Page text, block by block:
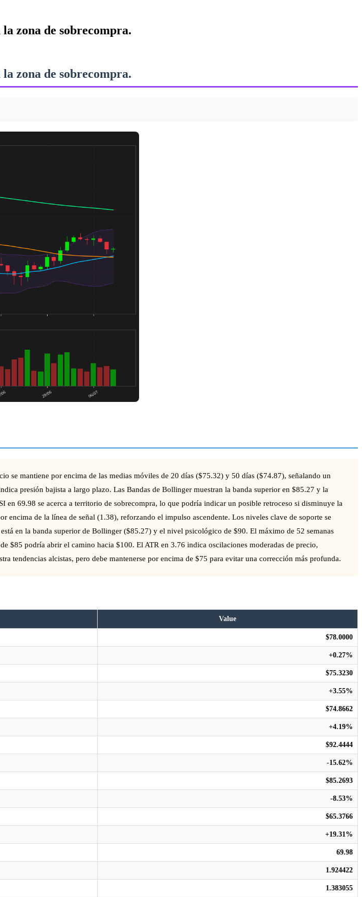
zona de sobrecompra.
zona de sobrecompra.
se mantiene por encima de las medias móviles de 20 días ($75.32) y 50 días ($74.87), señalando un
presión bajista a largo plazo. Las Bandas de Bollinger muestran la banda superior en $85.27 y la
69.98 se acerca a territorio de sobrecompra, lo que podría indicar un posible retroceso si disminuye la
de la línea de señal (1.38), reforzando el impulso ascendente. Los niveles clave de soporte se
en la banda superior de Bollinger ($85.27) y el nivel psicológico de $90. El máximo de 52 semanas
$85 podría abrir el camino hacia $100. El ATR en 3.76 indica oscilaciones moderadas de precio,
tendencias alcistas, pero debe mantenerse por encima de $75 para evitar una corrección más profunda.
Value
$78.0000
+0.27%
$75.3230
+3.55%
$74.8662
+4.19%
$92.4444
-15.62%
$85.2693
-8.53%
$65.3766
+19.31%
69.98
1.924422
1.383055